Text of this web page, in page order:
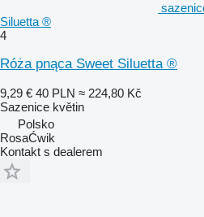
Siluetta ®
4
Róża pnąca Sweet Siluetta ®
9,29 € 40 PLN ≈ 224,80 Kč
Sazenice květin
Polsko
RosaĆwik
Kontakt s dealerem